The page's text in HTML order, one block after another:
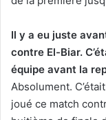
Il y a eu juste
contre El-Biar.
équipe avant la
Absolument.
joué ce match